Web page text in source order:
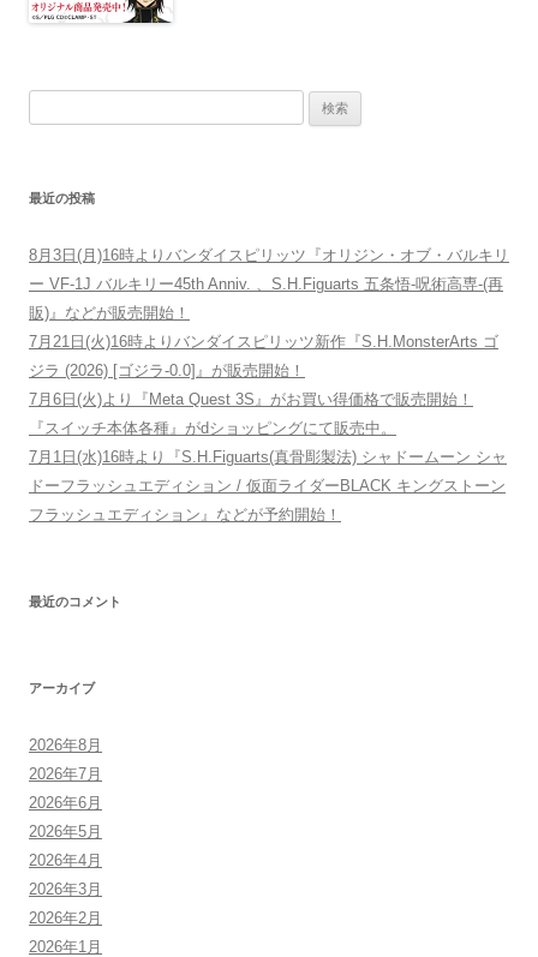
最近の投稿
8月3日(月)16時よりバンダイスピリッツ『オリジン・オブ・バルキリ
ー VF-1J バルキリー45th Anniv. 、S.H.Figuarts 五条悟-呪術高専-(再
販)』などが販売開始！
7月21日(火)16時よりバンダイスピリッツ新作『S.H.MonsterArts ゴ
ジラ (2026) [ゴジラ-0.0]』が販売開始！
7月6日(火)より『Meta Quest 3S』がお買い得価格で販売開始！
『スイッチ本体各種』がdショッピングにて販売中。
7月1日(水)16時より『S.H.Figuarts(真骨彫製法) シャドームーン シャ
ドーフラッシュエディション / 仮面ライダーBLACK キングストーン
フラッシュエディション』などが予約開始！
最近のコメント
アーカイブ
2026年8月
2026年7月
2026年6月
2026年5月
2026年4月
2026年3月
2026年2月
2026年1月